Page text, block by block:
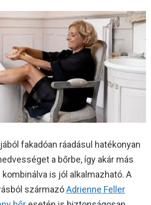
fakadóan ráadásul hatékonyan
a bőrbe, így akár más
is jól alkalmazható. A
származóAdrienne Feller